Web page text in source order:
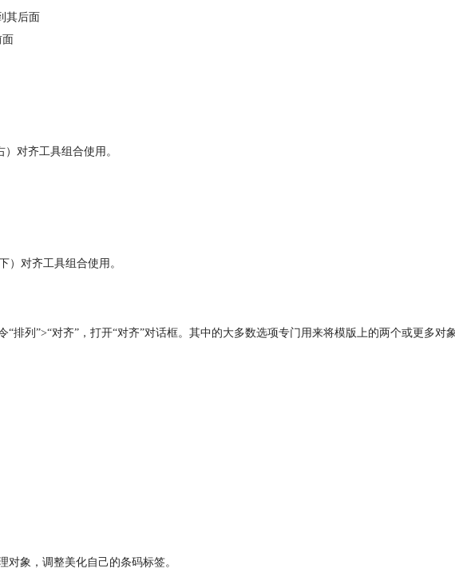
其后面
对齐工具组合使用。
）对齐工具组合使用。
排列”>“对齐”，打开“对齐”对话框。其中的大多数选项专门用来将模版上的两个或更多
象，调整美化自己的条码标签。